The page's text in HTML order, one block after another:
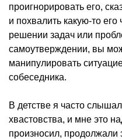
проигнорировать его,
и похвалить какую-то его
решении задач или
самоутверждении, вы
манипулировать
собеседника.
В детстве я часто
хвастовства, и мне это
произносил, продолжали